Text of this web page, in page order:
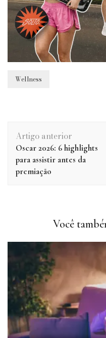
Wellness
de
post
Artigo anterior
Oscar 2026: 6 highlights
para assistir antes da
premiação
Você